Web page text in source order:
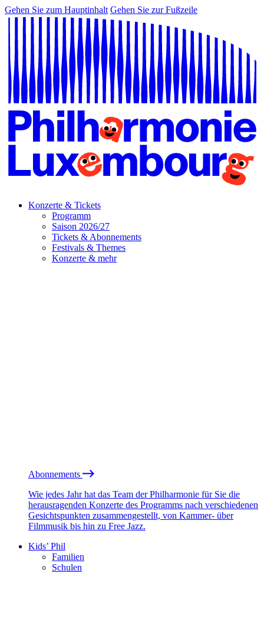
Gehen Sie zum Hauptinhalt Gehen Sie zur Fußzeile
Konzerte & Tickets
Programm
Saison 2026/27
Tickets & Abonnements
Festivals & Themes
Konzerte & mehr
Abonnements
Wie jedes Jahr hat das Team der Philharmonie für Sie die
herausragenden Konzerte des Programms nach verschiedenen
Gesichtspunkten zusammengestellt, von Kammer- über
Filmmusik bis hin zu Free Jazz.
Kids’ Phil
Familien
Schulen